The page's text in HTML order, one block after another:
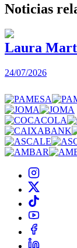
Noticias
Laura
24/07/2026